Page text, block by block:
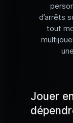
d’arrêts
tout
Jouer